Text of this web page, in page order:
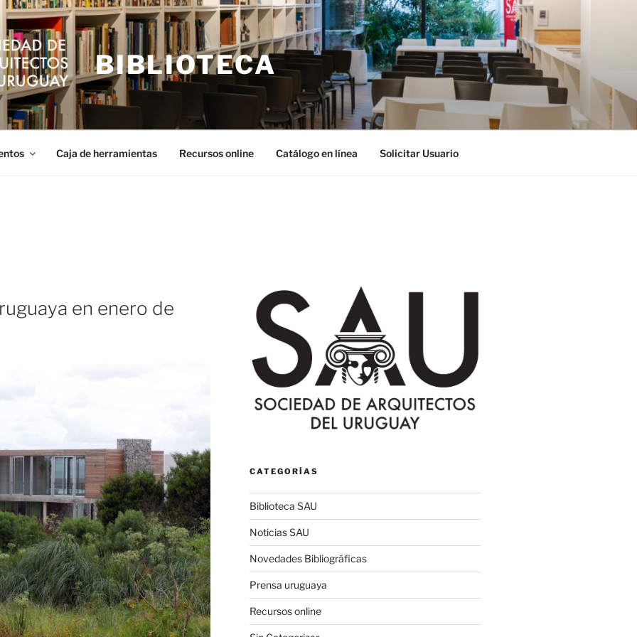
BIBLIOTECA
Caja de herramientas Recursos online Catálogo en línea Solicitar Usuario
en enero de
CATEGORÍAS
Biblioteca SAU
Noticias SAU
Novedades Bibliográficas
Prensa uruguaya
Recursos online